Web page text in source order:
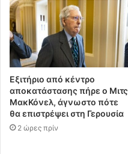
Εξιτήριο από κέντρο
αποκατάστασης πήρε ο Μιτς
ΜακΚόνελ, άγνωστο πότε
θα επιστρέψει στη Γερουσία
2 ώρες πρίν